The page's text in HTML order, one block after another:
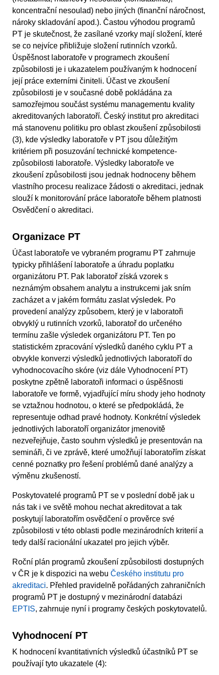
koncentrační nesoulad) nebo jiných (finanční náročnost,
nároky skladování apod.). Častou výhodou programů
PT je skutečnost, že zasílané vzorky mají složení, které
se co nejvíce přibližuje složení rutinních vzorků.
Úspěšnost laboratoře v programech zkoušení
způsobilosti je i ukazatelem používaným k hodnocení
její práce externími činiteli. Účast ve zkoušení
způsobilosti je v současné době pokládána za
samozřejmou součást systému managementu kvality
akreditovaných laboratoří. Český institut pro akreditaci
má stanovenu politiku pro oblast zkoušení způsobilosti
(3), kde výsledky laboratoře v PT jsou důležitým
kritériem při posuzování technické kompetence-
způsobilosti laboratoře. Výsledky laboratoře ve
zkoušení způsobilosti jsou jednak hodnoceny během
vlastního procesu realizace žádosti o akreditaci, jednak
slouží k monitorování práce laboratoře během platnosti
Osvědčení o akreditaci.
Organizace PT
Účast laboratoře ve vybraném programu PT zahrnuje
typicky přihlášení laboratoře a úhradu poplatku
organizátoru PT. Pak laboratoř získá vzorek s
neznámým obsahem analytu a instrukcemi jak sním
zacházet a v jakém formátu zaslat výsledek. Po
provedení analýzy způsobem, který je v laboratoři
obvyklý u rutinních vzorků, laboratoř do určeného
termínu zašle výsledek organizátoru PT. Ten po
statistickém zpracování výsledků daného cyklu PT a
obvykle konverzi výsledků jednotlivých laboratoří do
vyhodnocovacího skóre (viz dále Vyhodnocení PT)
poskytne zpětně laboratoři informaci o úspěšnosti
laboratoře ve formě, vyjadřující míru shody jeho hodnoty
se vztažnou hodnotou, o které se předpokládá, že
representuje odhad pravé hodnoty. Konkrétní výsledek
jednotlivých laboratoří organizátor jmenovitě
nezveřejňuje, často souhrn výsledků je presentován na
semináři, či ve zprávě, které umožňují laboratořím získat
cenné poznatky pro řešení problémů dané analýzy a
výměnu zkušeností.
Poskytovatelé programů PT se v poslední době jak u
nás tak i ve světě mohou nechat akreditovat a tak
poskytují laboratořím osvědčení o prověrce své
způsobilosti v této oblasti podle mezinárodních kriterií a
tedy další racionální ukazatel pro jejich výběr.
Roční plán programů zkoušení způsobilosti dostupných
v ČR je k dispozici na webu Českého institutu pro
akreditaci. Přehled pravidelně pořádaných zahraničních
programů PT je dostupný v mezinárodní databázi
EPTIS, zahrnuje nyní i programy českých poskytovatelů.
Vyhodnocení PT
K hodnocení kvantitativních výsledků účastníků PT se
používají tyto ukazatele (4):